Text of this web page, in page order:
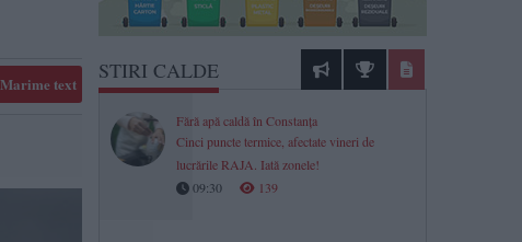
Marime text STIRI CALDE
Fără apă caldă în Constanța
Cinci puncte termice, afectate vineri de
lucrările RAJA. Iată zonele!
09:30
139